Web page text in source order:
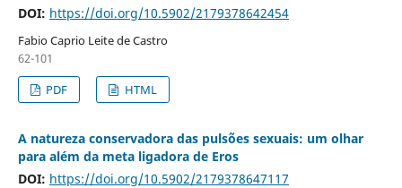
DOI: https://doi.org/10.5902/2179378642454
Fabio Caprio Leite de Castro
62-101
PDF
HTML
A natureza conservadora das pulsões sexuais: um olhar
para além da meta ligadora de Eros
DOI: https://doi.org/10.5902/2179378647117